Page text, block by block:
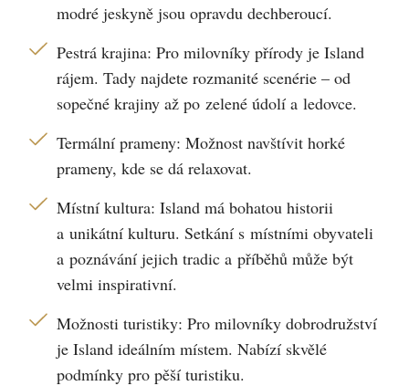
modré jeskyně jsou opravdu dechberoucí.
Pestrá krajina: Pro milovníky přírody je Island
rájem. Tady najdete rozmanité scenérie – od
sopečné krajiny až po zelené údolí a ledovce.
Termální prameny: Možnost navštívit horké
prameny, kde se dá relaxovat.
Místní kultura: Island má bohatou historii
a unikátní kulturu. Setkání s místními obyvateli
a poznávání jejich tradic a příběhů může být
velmi inspirativní.
Možnosti turistiky: Pro milovníky dobrodružství
je Island ideálním místem. Nabízí skvělé
podmínky pro pěší turistiku.